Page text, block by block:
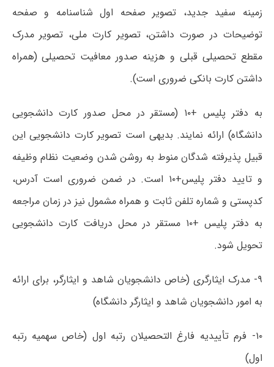
زمینه سفید جدید، تصویر صفحه اول شناسنامه و صفحه
توضیحات در صورت داشتن، تصویر کارت ملی، تصویر مدرک
مقطع تحصیلی قبلی و هزینه صدور معافیت تحصیلی (همراه
داشتن کارت بانکی ضروری است).
به دفتر پلیس +۱۰ (مستقر در محل صدور کارت دانشجویی
دانشگاه) ارائه نمایند. بدیهی است تصویر کارت دانشجویی این
قبیل پذیرفته شدگان منوط به روشن شدن وضعیت نظام وظیفه
و تایید دفتر پلیس+۱۰ است. در ضمن ضروری است آدرس،
کدپستی و شماره تلفن ثابت و همراه مشمول نیز در زمان مراجعه
به دفتر پلیس +۱۰ مستقر در محل دریافت کارت دانشجویی
تحویل شود.
۹- مدرک ایثارگری (خاص دانشجویان شاهد و ایثارگر، برای ارائه
به امور دانشجویان شاهد و ایثارگر دانشگاه)
۱۰- فرم تأییدیه فارغ التحصیلان رتبه اول (خاص سهمیه رتبه
اول)